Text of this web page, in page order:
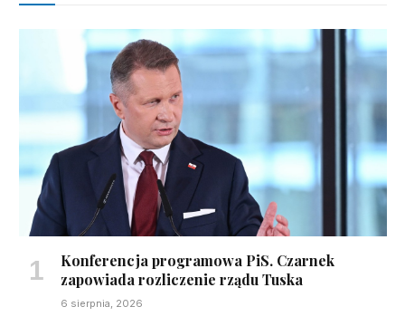
Konferencja programowa PiS. Czarnek
zapowiada rozliczenie rządu Tuska
6 sierpnia, 2026